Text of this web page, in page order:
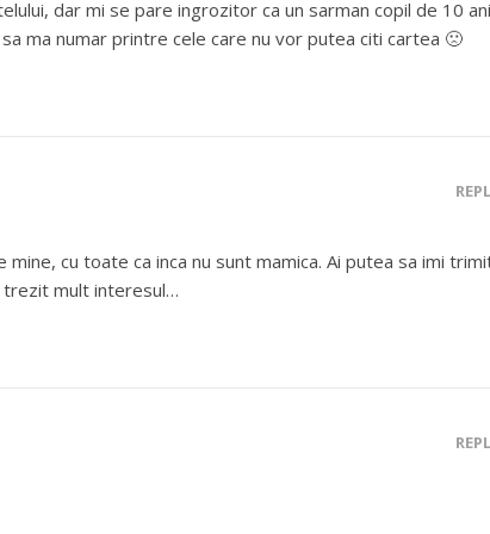
dar mi se pare ingrozitor ca un sarman copil de 10 ani
ma numar printre cele care nu vor putea citi cartea 🙁
cu toate ca inca nu sunt mamica. Ai putea sa imi
trezit mult interesul…